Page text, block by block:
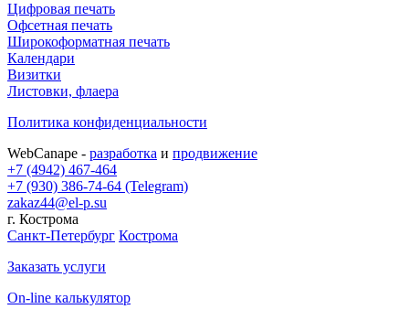
Цифровая печать
Офсетная печать
Широкоформатная печать
Календари
Визитки
Листовки, флаера
Политика конфиденциальности
WebCanape - разработка и продвижение
+7 (4942) 467-464
+7 (930) 386-74-64 (Telegram)
zakaz44@el-p.su
г. Кострома
Санкт-Петербург Кострома
Заказать услуги
On-line калькулятор